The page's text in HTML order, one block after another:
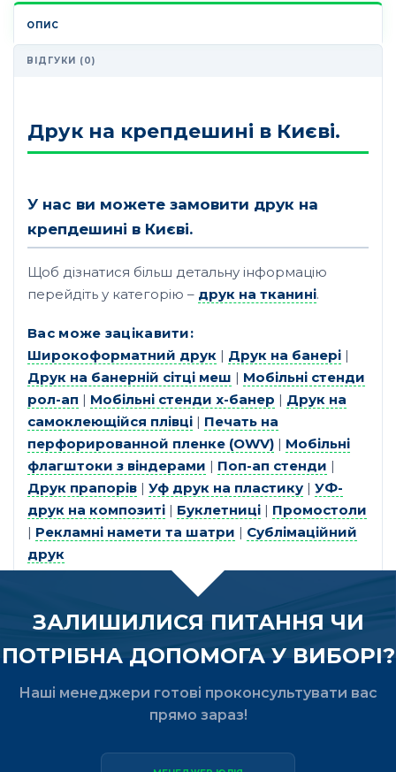
ОПИС
ВІДГУКИ (0)
Друк на крепдешині в Києві.
У нас ви можете замовити друк на
крепдешині в Києві.
Щоб дізнатися більш детальну інформацію
перейдіть у категорію – друк на тканині.
Вас може зацікавити:
Широкоформатний друк | Друк на банері |
Друк на банерній сітці меш | Мобільні стенди
рол-ап | Мобільні стенди х-банер | Друк на
самоклеющійся плівці | Печать на
перфорированной пленке (OWV) | Мобільні
флагштоки з віндерами | Поп-ап стенди |
Друк прапорів | Уф друк на пластику | УФ-
друк на композиті | Буклетниці | Промостоли
| Рекламні намети та шатри | Сублімаційний
друк
ЗАЛИШИЛИСЯ ПИТАННЯ ЧИ
ПОТРІБНА ДОПОМОГА У ВИБОРІ?
Наші менеджери готові проконсультувати вас
прямо зараз!